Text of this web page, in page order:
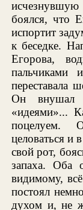
боялся, что
испортит
к беседке.
Егорова,
пальчиками
переставала
Он внушал
«идеями»...
поцелуем.
целоваться и
свой рот,
запаха. Оба
видимому,
постоял
духом и, не